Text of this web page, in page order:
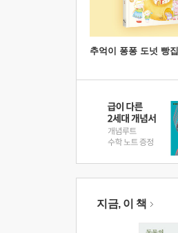
추억이 퐁퐁 도넛 빵집
지금, 이 책